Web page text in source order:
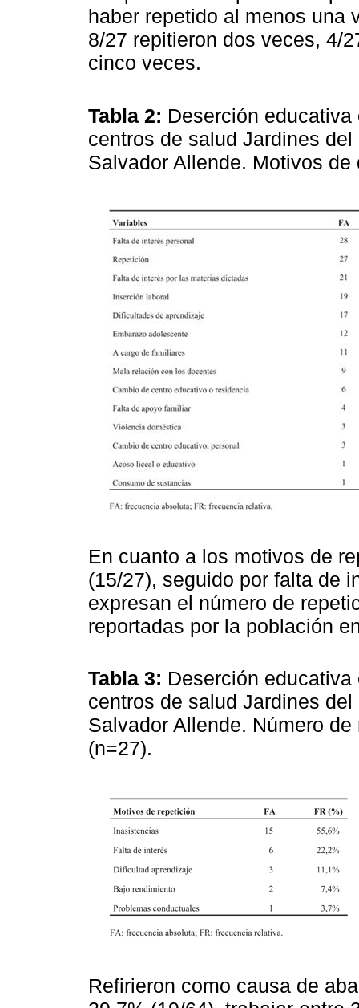
haber repetido al menos una
8/27 repitieron dos veces, 4/
cinco veces.
Tabla 2: Deserción
centros de salud Jardines
Salvador Allende. Motivos
En cuanto a los motivos de
(15/27), seguido por falta de
expresan el número de
reportadas por la población
Tabla 3: Deserción
centros de salud Jardines
Salvador Allende. Número
(n=27).
Refirieron como causa de